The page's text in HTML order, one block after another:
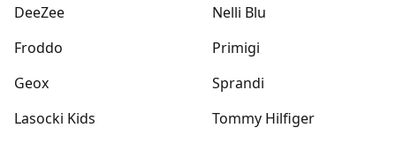
DeeZee
Froddo
Geox
Lasocki Kids
Nelli Blu
Primigi
Sprandi
Tommy Hilfiger